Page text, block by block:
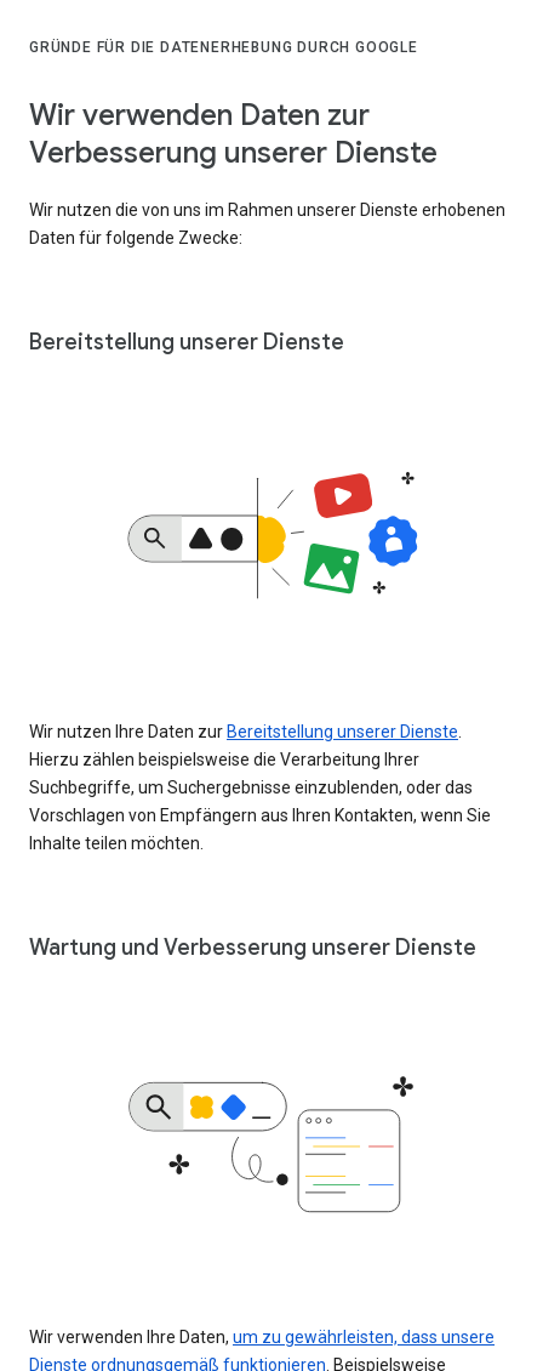
GRÜNDE FÜR DIE DATENERHEBUNG DURCH GOOGLE
Wir verwenden Daten zur
Verbesserung unserer Dienste
Wir nutzen die von uns im Rahmen unserer Dienste erhobenen
Daten für folgende Zwecke:
Bereitstellung unserer Dienste
Wir nutzen Ihre Daten zur Bereitstellung unserer Dienste
Hierzu zählen beispielsweise die Verarbeitung Ihrer
Suchbegriffe, um Suchergebnisse einzublenden, oder das
Vorschlagen von Empfängern aus Ihren Kontakten, wenn Sie
Inhalte teilen möchten.
Wartung und Verbesserung unserer Dienste
Wir verwenden Ihre Daten, um zu gewährleisten, dass unsere
Dienste ordnungsgemäß funktionieren . Beispielsweise